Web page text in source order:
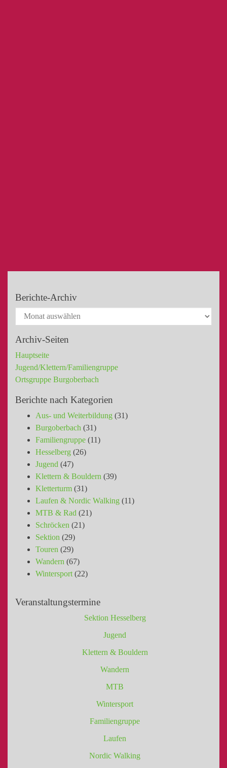
Berichte-Archiv
Archiv-Seiten
Hauptseite
Jugend/Klettern/Familiengruppe
Ortsgruppe Burgoberbach
Berichte nach Kategorien
Aus- und Weiterbildung (31)
Burgoberbach (31)
Familiengruppe (11)
Hesselberg (26)
Jugend (47)
Klettern & Bouldern (39)
Kletterturm (31)
Laufen & Nordic Walking (11)
MTB & Rad (21)
Schröcken (21)
Sektion (29)
Touren (29)
Wandern (67)
Wintersport (22)
Veranstaltungstermine
Sektion Hesselberg
Jugend
Klettern & Bouldern
Wandern
MTB
Wintersport
Familiengruppe
Laufen
Nordic Walking